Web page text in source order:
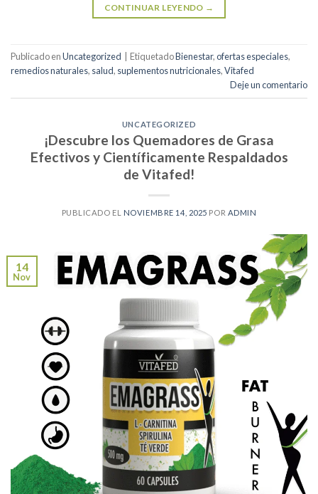
CONTINUAR LEYENDO →
Publicado enUncategorized EtiquetadoBienestar,ofertas especiales,
remedios naturales, salud, suplementos nutricionales,Vitafed
Deje un comentario
UNCATEGORIZED
¡Descubre los Quemadores de Grasa
Efectivos y Científicamente Respaldados
de Vitafed!
PUBLICADO EL NOVIEMBRE 14, 2025 POR ADMIN
14
Nov